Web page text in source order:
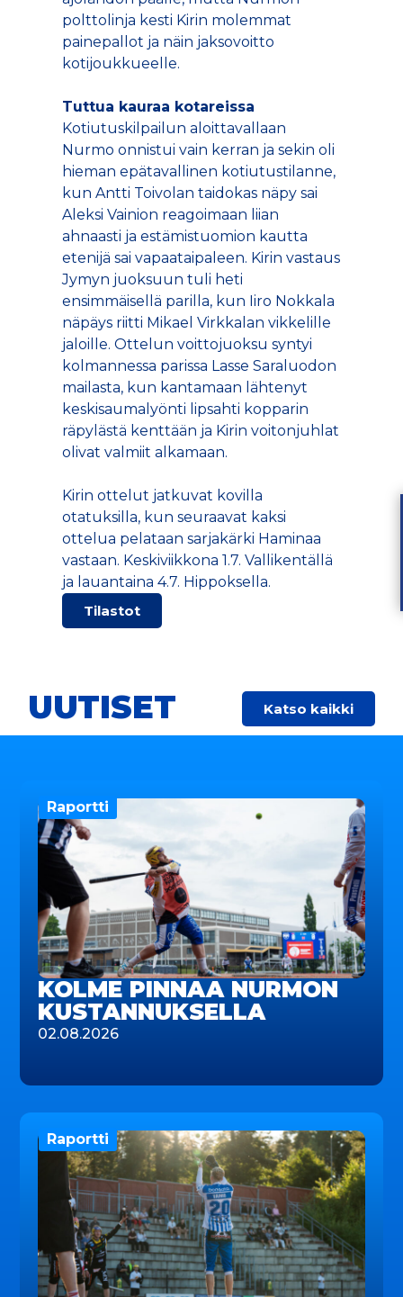
polttolinja kesti Kirin molemmat
painepallot ja näin jaksovoitto
kotijoukkueelle.
Tuttua kauraa kotareissa
Kotiutuskilpailun aloittavallaan
Nurmo onnistui vain kerran ja sekin oli
hieman epätavallinen kotiutustilanne,
kun Antti Toivolan taidokas näpy sai
Aleksi Vainion reagoimaan liian
ahnaasti ja estämistuomion kautta
etenijä sai vapaataipaleen. Kirin vastaus
Jymyn juoksuun tuli heti
ensimmäisellä parilla, kun Iiro Nokkala
näpäys riitti Mikael Virkkalan vikkelille
jaloille. Ottelun voittojuoksu syntyi
kolmannessa parissa Lasse Saraluodon
mailasta, kun kantamaan lähtenyt
keskisaumalyönti lipsahti kopparin
räpylästä kenttään ja Kirin voitonjuhlat
olivat valmiit alkamaan.
Kirin ottelut jatkuvat kovilla
otatuksilla, kun seuraavat kaksi
ottelua pelataan sarjakärki Haminaa
vastaan. Keskiviikkona 1.7. Vallikentällä
ja lauantaina 4.7. Hippoksella.
Tilastot
UUTISET Katso kaikki
Raportti
KOLME PINNAA NURMON
KUSTANNUKSELLA
02.08.2026
Raportti